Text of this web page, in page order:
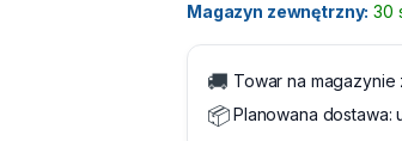
Magazyn zewnętrzny: 30
🚚 Towar na magazynie
📦Planowana dostawa: